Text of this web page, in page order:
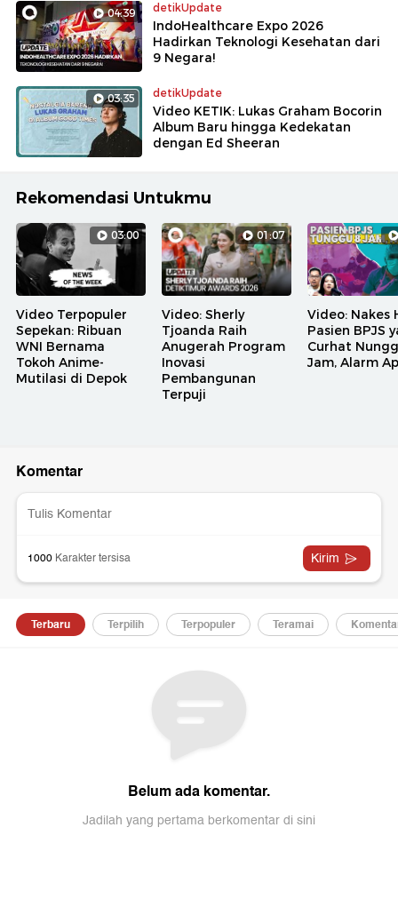
04:39 detikUpdate
IndoHealthcare Expo 2026
Hadirkan Teknologi Kesehatan dari
9 Negara!
03:35 detikUpdate
Video KETIK: Lukas Graham Bocorin
Album Baru hingga Kedekatan
dengan Ed Sheeran
Rekomendasi Untukmu
03:00
Video Terpopuler
Sepekan: Ribuan
WNI Bernama
Tokoh Anime-
Mutilasi di Depok
01:07
Video: Sherly
Tjoanda Raih
Anugerah Program
Inovasi
Pembangunan
Terpuji
Video: Nakes
Pasien BPJS
Curhat
Jam, Alarm